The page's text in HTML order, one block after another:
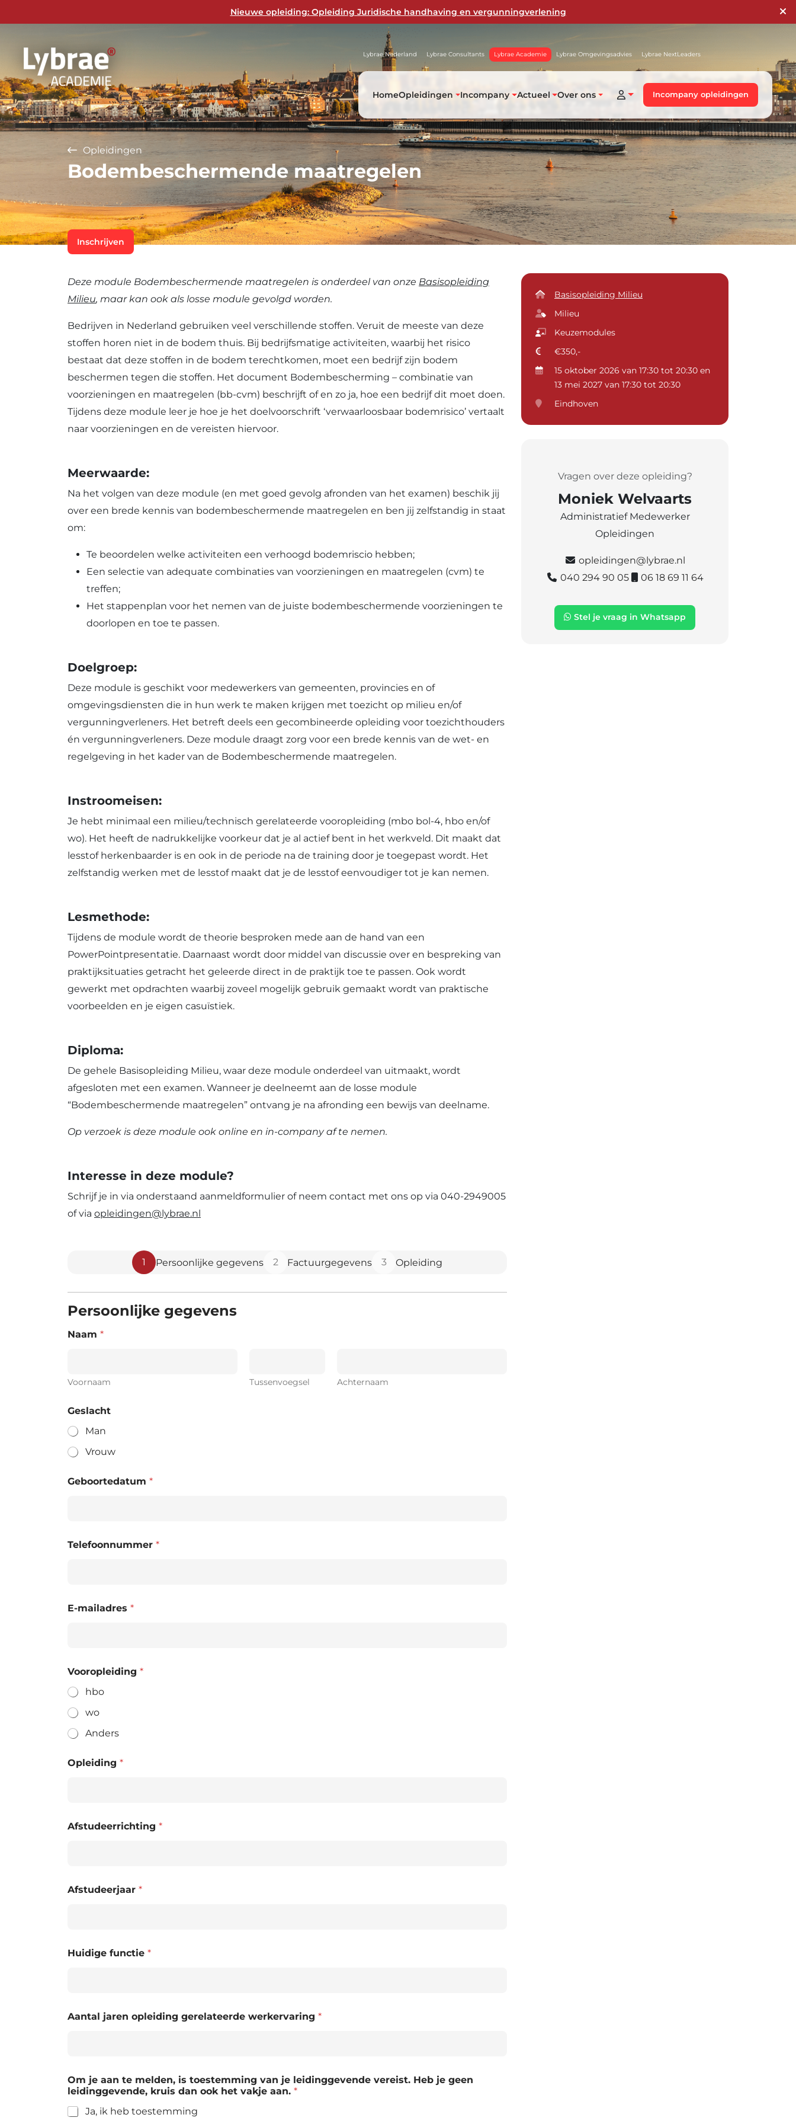
Nieuwe opleiding: Opleiding Juridische handhaving en vergunningverlening
Lybrae Nederland Lybrae Consultants Lybrae Academie Lybrae Omgevingsadvies Lybrae NextLeaders
HomeOpleidingen Incompany Actueel Over ons Incompany opleidingen
Opleidingen
Bodembeschermende maatregelen
Inschrijven
Deze module Bodembeschermende maatregelen is onderdeel van onze Basisopleiding
Milieu, maar kan ook als losse module gevolgd worden.
Bedrijven in Nederland gebruiken veel verschillende stoffen. Veruit de meeste van deze
stoffen horen niet in de bodem thuis. Bij bedrijfsmatige activiteiten, waarbij het risico
bestaat dat deze stoffen in de bodem terechtkomen, moet een bedrijf zijn bodem
beschermen tegen die stoffen. Het document Bodembescherming – combinatie van
voorzieningen en maatregelen (bb-cvm) beschrijft of en zo ja, hoe een bedrijf dit moet doen.
Tijdens deze module leer je hoe je het doelvoorschrift ‘verwaarloosbaar bodemrisico’ vertaalt
naar voorzieningen en de vereisten hiervoor.
Meerwaarde:
Na het volgen van deze module (en met goed gevolg afronden van het examen) beschik jij
over een brede kennis van bodembeschermende maatregelen en ben jij zelfstandig in staat
om:
Te beoordelen welke activiteiten een verhoogd bodemriscio hebben;
Een selectie van adequate combinaties van voorzieningen en maatregelen (cvm) te
treffen;
Het stappenplan voor het nemen van de juiste bodembeschermende voorzieningen te
doorlopen en toe te passen.
Doelgroep:
Deze module is geschikt voor medewerkers van gemeenten, provincies en of
omgevingsdiensten die in hun werk te maken krijgen met toezicht op milieu en/of
vergunningverleners. Het betreft deels een gecombineerde opleiding voor toezichthouders
én vergunningverleners. Deze module draagt zorg voor een brede kennis van de wet- en
regelgeving in het kader van de Bodembeschermende maatregelen.
Instroomeisen:
Je hebt minimaal een milieu/technisch gerelateerde vooropleiding (mbo bol-4, hbo en/of
wo). Het heeft de nadrukkelijke voorkeur dat je al actief bent in het werkveld. Dit maakt dat
lesstof herkenbaarder is en ook in de periode na de training door je toegepast wordt. Het
zelfstandig werken met de lesstof maakt dat je de lesstof eenvoudiger tot je kan nemen.
Lesmethode:
Tijdens de module wordt de theorie besproken mede aan de hand van een
PowerPointpresentatie. Daarnaast wordt door middel van discussie over en bespreking van
praktijksituaties getracht het geleerde direct in de praktijk toe te passen. Ook wordt
gewerkt met opdrachten waarbij zoveel mogelijk gebruik gemaakt wordt van praktische
voorbeelden en je eigen casuïstiek.
Diploma:
De gehele Basisopleiding Milieu, waar deze module onderdeel van uitmaakt, wordt
afgesloten met een examen. Wanneer je deelneemt aan de losse module
“Bodembeschermende maatregelen” ontvang je na afronding een bewijs van deelname.
Op verzoek is deze module ook online en in-company af te nemen.
Interesse in deze module?
Schrijf je in via onderstaand aanmeldformulier of neem contact met ons op via 040-2949005
of via opleidingen@lybrae.nl
1 Persoonlijke gegevens 2 Factuurgegevens 3 Opleiding
Persoonlijke gegevens
Naam *
Voornaam Tussenvoegsel Achternaam
Geslacht
Man
Vrouw
Geboortedatum *
Telefoonnummer *
E-mailadres *
Vooropleiding *
hbo
wo
Anders
Opleiding *
Afstudeerrichting *
Afstudeerjaar *
Huidige functie *
Aantal jaren opleiding gerelateerde werkervaring *
Om je aan te melden, is toestemming van je leidinggevende vereist. Heb je geen
leidinggevende, kruis dan ook het vakje aan. *
Ja, ik heb toestemming
Basisopleiding Milieu
Milieu
Keuzemodules
€350,-
15 oktober 2026 van 17:30 tot 20:30 en
13 mei 2027 van 17:30 tot 20:30
Eindhoven
Vragen over deze opleiding?
Moniek Welvaarts
Administratief Medewerker
Opleidingen
opleidingen@lybrae.nl
040 294 90 05
06 18 69 11 64
Stel je vraag in Whatsapp